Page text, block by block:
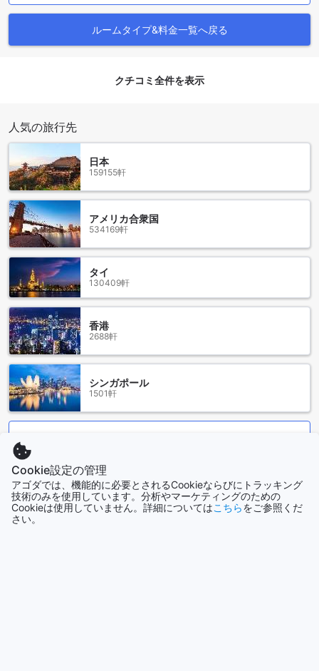
から2時間程度です。タクシーを利用する場合、空港のタクシ
きます。事前に運転手に料金を確認することをお勧めしま
す。
らの移動も可能です。こちらの空港からは、バスやタクシー
る場合がありますが、混雑を避けるための良い選択肢です。
どちらの空港からも、サラブリ市内に入ると、グライ ガン プ
ビジネスでの滞在にも最適な宿泊施設です。
グライ ガン プレイス ホテル周辺のランドマークと観光スポッ
ト
グライ ガン プレイス ホテルは、サラブリに位置し、多くの魅
力的なランドマークと観光スポットに囲まれています。近く
にはミットラパップ記念病院やサラブリ病院があり、医療施
設へのアクセスも便利です。また、近隣にはPTTパークやワ
ット・ダオ・サデット、サラブリ県第2実習センター、トン・
プムプアン寺院など、文化的な名所もたくさんあります。さ
らに、アディソンゴルフコースではゴルフを楽しむことがで
き、フードマーケットでは地元の美味しい料理を味わうこと
ができます。オソッサパスタジアムやサラブリマヌパシティ
パーク、G S Nパークも近くにあり、自然を楽しむにも最適な
場所です。グライ ガン プレイス ホテルの周辺には、さまざま
な活動や観光名所があり、滞在中には退屈することはありま
せん。
グライ ガン プレイス ホテルは、サラブリ・レイルウェイ駅に
近く、便利な公共交通機関が周辺に充実しています。ホテル
から徒歩でわずか5分の距離に位置しているため、観光やビジ
ネスでの移動に最適です。
サラブリ・レイルウェイ駅は、タイの主要都市へのアクセス
ルームタイプ&料金一覧へ戻る
クチコミ全件を表示
人気の旅行先
日本
159155軒
アメリカ合衆国
534169軒
タイ
130409軒
香港
2688軒
シンガポール
1501軒
今話題の都市
Cookie設定の管理
アゴダでは、機能的に必要とされるCookieならびにトラッキング
技術のみを使用しています。分析やマーケティングのための
Cookieは使用していません。詳細についてはこちらをご参照くだ
さい。